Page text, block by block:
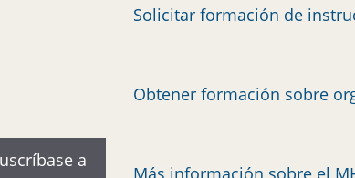
Solicitar formación de
Obtener formación sobre
Más información sobre el